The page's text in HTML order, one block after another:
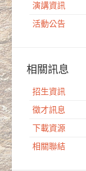
演講資訊
活動公告
相關訊息
招生資訊
徵才訊息
下載資源
相關聯結